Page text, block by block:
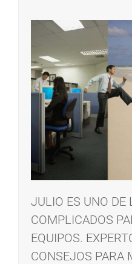
JULIO ES UNO DE
COMPLICADOS
EQUIPOS.
CONSEJOS PARA